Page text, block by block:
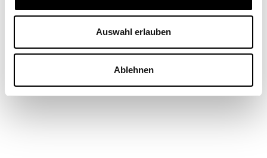
Auswahl erlauben
Ablehnen